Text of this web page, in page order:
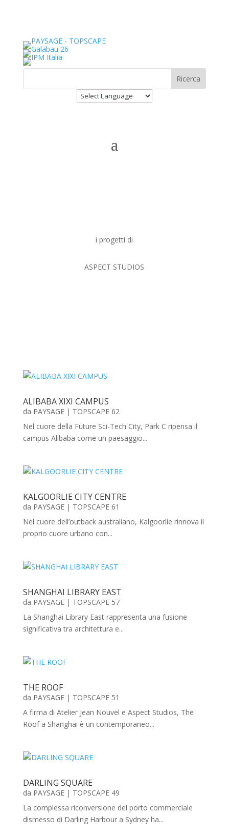
i progetti di
ASPECT STUDIOS
ALIBABA XIXI CAMPUS
da PAYSAGE| TOPSCAPE 62
Nel cuore della Future Sci-Tech City, Park C ripensa il
campus Alibaba come un paesaggio...
KALGOORLIE CITY CENTRE
da PAYSAGE| TOPSCAPE 61
Nel cuore dell’outback australiano, Kalgoorlie rinnova il
proprio cuore urbano con...
SHANGHAI LIBRARY EAST
da PAYSAGE| TOPSCAPE 57
La Shanghai Library East rappresenta una fusione
significativa tra architettura e...
THE ROOF
da PAYSAGE| TOPSCAPE 51
A firma di Atelier Jean Nouvel e Aspect Studios, The
Roof a Shanghai è un contemporaneo...
DARLING SQUARE
da PAYSAGE| TOPSCAPE 49
La complessa riconversione del porto commerciale
dismesso di Darling Harbour a Sydney ha...